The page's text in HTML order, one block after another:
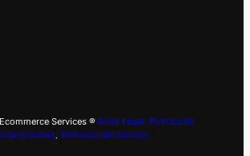
Services ® Aviso Legal. Politica de
de Cookies. Términos del servicio